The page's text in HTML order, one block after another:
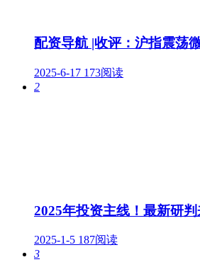
配资导航 |收评：沪指震荡
2025-6-17 173阅读
2
2025年投资主线！最新研判
2025-1-5 187阅读
3